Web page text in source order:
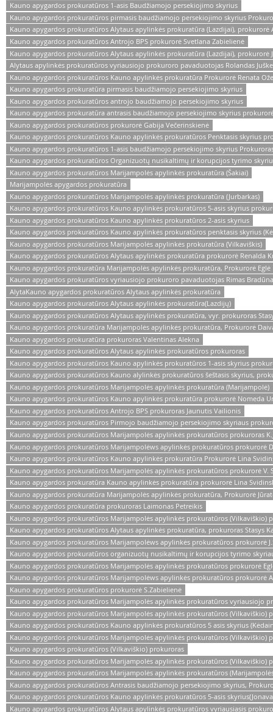
Kauno apygardos prokuratūros 1-asis Baudžiamojo persekiojimo skyrius
Kauno apygardos prokuratūros pirmasis baudžiamojo persekiojimo skyrius
Kauno apygardos prokuratūros Alytaus apylinkės prokuratūra (Lazdijai), prokurorė
Kauno apygardos prokuratūros Antrojo BPS prokurorė Svetlana Zabielienė
Kauno apygardos prokuratūros Alytaus apylinkės prokuratūra (Lazdijai), prokurorė
Alytaus apylinkės prokuratūros vyriausiojo prokuroro pavaduotojas Rolandas
Kauno apygardos prokuratūros Kauno apylinkės prokuratūra Prokurorė Renata
Kauno apygardos prokuratūra pirmasis baudžiamojo persekiojimo skyrius
Kauno apygardos prokuratūros antrojo baudžiamojo persekiojimo skyrius
Kauno apygardos prokuratūra antrasis baudžiamojo persekiojimo skyrius
Kauno apygardos prokuratūros prokurorė Gabija Večerinskienė
Kauno apygardos prokuratūros Kauno apylinkės prokuratūros Penktasis skyrius
Kauno apygardos prokuratūros 1-asis baudžiamojo persekiojimo skyrius
Kauno apygardos prokuratūros Organizuotų nusikaltimų ir korupcijos tyrimo
Kauno apygardos prokuratūros Marijampolės apylinkės prokuratūra (Šakiai)
Marijampolės apygardos prokuratūra
Kauno apygardos prokuratūros Marijampolės apylinkės prokuratūra (Jurbarkas)
Kauno apygardos prokuratūros Kauno apylinkės prokuratūros 5-asis skyrius
Kauno apygardos prokuratūros Kauno apylinkės prokuratūros 2-asis skyrius
Kauno apygardos prokuratūros Kauno apylinkės prokuratūros penktasis skyrius
Kauno apygardos prokuratūros Marijampolės apylinkės prokuratūra (Vilkaviškis)
Kauno apygardos prokuratūros Alytaus apylinkės prokuratūra prokurorė Renalda
Kauno apygardos prokuratūra Marijampolės apylinkės prokuratūra, Prokurorė Eglė
Kauno apygardos prokuratūros vyriausiojo prokuroro pavaduotojas Rimas
AlytaKauno apygardos prokuratūros Alytaus apylinkės prokuratūra
Kauno apygardos prokuratūros Alytaus apylinkės prokuratūra(Lazdijų)
Kauno apygardos prokuratūros Alytaus apylinkės prokuratūra, vyr. prokuroras
Kauno apygardos prokuratūra Marijampolės apylinkės prokuratūra, Prokurorė
Kauno apygardos prokuratūra prokuroras Valentinas Alekna
Kauno apygardos prokuratūros Alytaus apylinkės prokuratūros prokuroras
Kauno apygardos prokuratūros Kauno apylinkės prokuratūros 1-asis skyrius
Kauno apygardos prokuratūros Kauno alylinkės prokuratūros šeštasis skyrius,
Kauno apygardos prokuratūros Marijampolės apylinkės prokuratūra (Marijampolė)
Kauno apygardos prokuratūros Kauno apylinkės prokuratūra prokurorė Nomeda
Kauno apygardos prokuratūros Antrojo BPS prokuroras Jaunutis Vailionis
Kauno apygardos prokuratūros Pirmojo baudžiamojo persekiojimo skyriaus
Kauno apygardos prokuratūros Marijampolės apylinkės prokuratūros prokuroras
Kauno apygardos prokuratūros Marijampolėws apylinkės prokuratūros prokurorė
Kauno apygardos prokuratūros Kauno apylinkės prokuratūra Prokurorė Lina
Kauno apygardos prokuratūros Marijampolės apylinkės prokuratūros prokurorė V.
Kauno apygardos prokuratūra Kauno apylinkės prokuratūra prokurorė Lina
Kauno apygardos prokuratūra Marijampolės apylinkės prokuratūra, Prokurorė
Kauno apygardos prokuratūra prokuroras Laimonas Petreikis
Kauno apygardos prokuratūros Marijampolės apylinkės prokuratūros (Vilkaviškio)
Kauno apygardos prokuratūros Alytaus apylinkės prokuratūra, prokuroras Stasys
Kauno apygardos prokuratūros Marijampolėws apylinkės prokuratūros prokurorė
Kauno apygardos prokuratūros organizuotų nusikaltimų ir korupcijos tyrimo
Kauno apygardos prokuratūros Marijampolės apylinkės prokuratūros prokurorė
Kauno apygardos prokuratūros Marijampolėws apylinkės prokuratūros prokurorė
Kauno apygardos prokuratūros prokurorė S.Zabielienė
Kauno apygardos prokuratūros Marijampolės apylinkės prokuratūros vyriausiojo
Kauno apygardos prokuratūros Marijampolės apylinkės prokuratūros (Vilkaviškio)
Kauno apygardos prokuratūros Kauno apylinkės prokuratūros 5 asis skyrius
Kauno apygardos prokuratūros Marijampolės apylinkės prokuratūros (Vilkaviškio)
Kauno apygardos prokuratūros (Vilkaviškio) prokuroras
Kauno apygardos prokuratūros Marijampolės apylinkės prokuratūros (Vilkaviškio)
Kauno apygardos prokuratūros Marijampolės apylinkės prokuratūros
Kauno apygardos prokuratūros Antrasis baudžiamojo persekiojimo skyrius,
Kauno apygardos prokuratūros Kauno apylinkės prokuratūros 5-asis
Kauno apygardos prokuratūros Alytaus apylinkės prokuratūros vyriausiasis